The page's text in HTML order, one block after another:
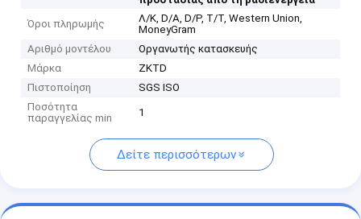
Όροι πληρωμής
Λ/Κ, D/A, D/P, T/T, Western Union,
MoneyGram
Αριθμό μοντέλου
Οργανωτής κατασκευής
Μάρκα
ZKTD
Πιστοποίηση
SGS ISO
Ποσότητα
παραγγελίας min
1
Δείτε περισσότερων